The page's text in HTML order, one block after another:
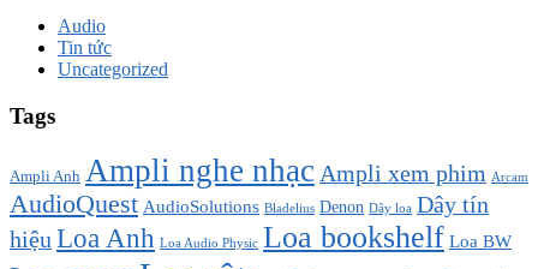
Audio
Tin tức
Uncategorized
Tags
Ampli Anh Ampli nghe nhạc Ampli xem phim Arcam
AudioQuest AudioSolutions Bladelius Denon Dây loa Dây tín
hiệu Loa Anh Loa Audio Physic Loa bookshelf Loa BW